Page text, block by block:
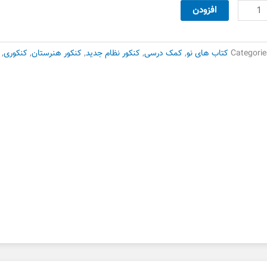
بود.
کنکور
افزودن
کتاب های نو, کمک درسی, کنکور نظام جدید, کنکور هنرستان, کنکوری